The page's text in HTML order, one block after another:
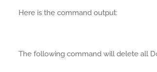
Here is the command output:
The following command will delete all